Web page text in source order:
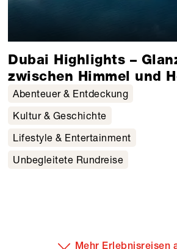
Dubai Highlights –
zwischen Himmel und
Abenteuer & Entdeckung
Kultur & Geschichte
Lifestyle & Entertainment
Unbegleitete Rundreise